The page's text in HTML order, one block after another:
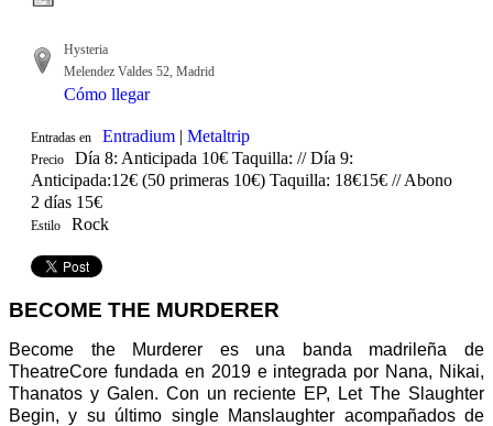
Hysteria
Melendez Valdes 52, Madrid
Cómo llegar
Entradas en Entradium | Metaltrip
Precio
Día 8: Anticipada 10€ Taquilla: // Día 9:
Anticipada:12€ (50 primeras 10€) Taquilla: 18€15€ // Abono
2 días 15€
Estilo Rock
BECOME THE MURDERER
Become the Murderer es una banda madrileña de
TheatreCore fundada en 2019 e integrada por Nana, Nikai,
Thanatos y Galen. Con un reciente EP, Let The Slaughter
Begin, y su último single Manslaughter acompañados de